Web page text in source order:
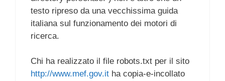
testo ripreso da una vecchissima guida
italiana sul funzionamento dei motori di
ricerca.
Chi ha realizzato il file robots.txt per il sito
http://www.mef.gov.it ha copia-e-incollato